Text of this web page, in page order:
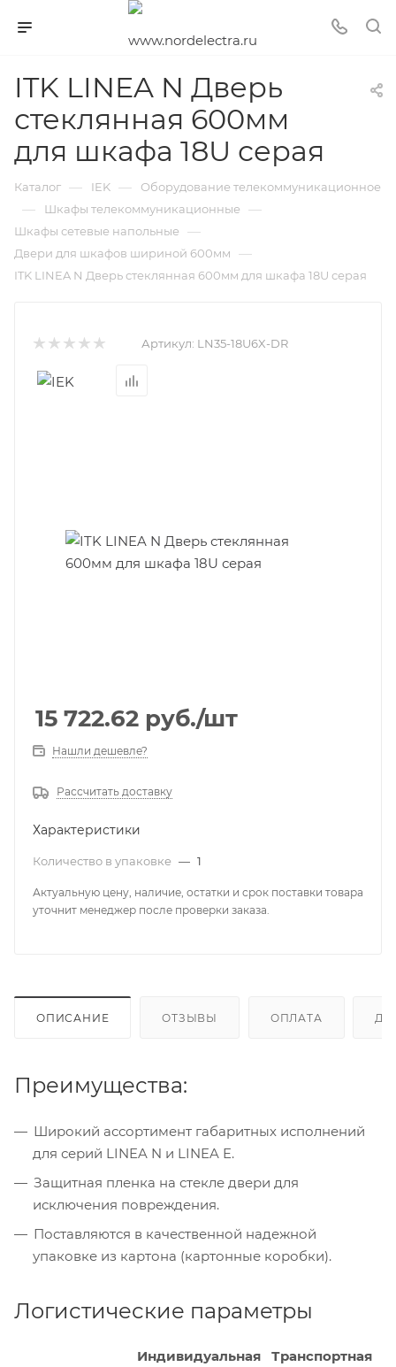
ITK LINEA N Дверь
стеклянная 600мм
для шкафа 18U серая
Каталог — IEK — Оборудование телекоммуникационное
— Шкафы телекоммуникационные —
Шкафы сетевые напольные —
Двери для шкафов шириной 600мм —
ITK LINEA N Дверь стеклянная 600мм для шкафа 18U серая
Артикул: LN35-18U6X-DR
15 722.62 руб./шт
Нашли дешевле?
Рассчитать доставку
Характеристики
Количество в упаковке — 1
Актуальную цену, наличие, остатки и срок поставки товара
уточнит менеджер после проверки заказа.
ОПИСАНИЕ ОТЗЫВЫ ОПЛАТА
Преимущества:
Широкий ассортимент габаритных исполнений
для серий LINEA N и LINEA E.
Защитная пленка на стекле двери для
исключения повреждения.
Поставляются в качественной надежной
упаковке из картона (картонные коробки).
Логистические параметры
Индивидуальная
Транспортная